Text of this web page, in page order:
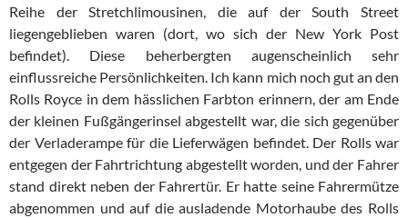
Reihe der Stretchlimousinen, die auf der South Street
liegengeblieben waren (dort, wo sich der New York Post
befindet). Diese beherbergten augenscheinlich sehr
einflussreiche Persönlichkeiten. Ich kann mich noch gut an den
Rolls Royce in dem hässlichen Farbton erinnern, der am Ende
der kleinen Fußgängerinsel abgestellt war, die sich gegenüber
der Verladerampe für die Lieferwägen befindet. Der Rolls war
entgegen der Fahrtrichtung abgestellt worden, und der Fahrer
stand direkt neben der Fahrertür. Er hatte seine Fahrermütze
abgenommen und auf die ausladende Motorhaube des Rolls